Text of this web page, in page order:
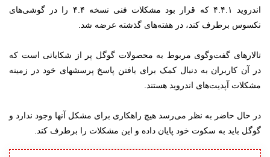
اندروید ۴.۴.۱ که قرار بود مشکلات فنی نسخه ۴.۴ را در گوشی‌های
نکسوس برطرف کند، در هفته‌های گذشته عرضه شد.
تالارهای گفت‌وگوی مربوط به محصولات گوگل پر از شکایاتی است که
در آن کاربران به دنبال کمک برای یافتن پاسخ پرسشهای خود در زمینه
مشکلات آپدیت‌های اندروید هستند.
در حال حاضر به نظر می‌رسد هیچ راهکاری برای مشکل آنها وجود ندارد و
گوگل باید به سکوت خود پایان داده و این مشکلات را برطرف کند.